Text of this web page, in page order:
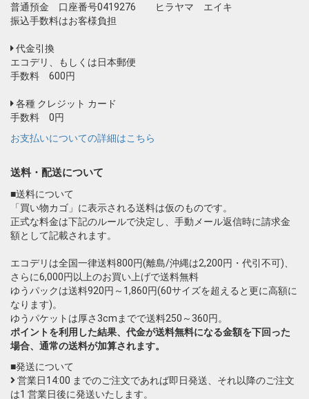
普通預金 口座番号0419276 ヒラヤマ エイキ
振込手数料はお客様負担
代金引換
エコデリ、もしくは日本郵便
手数料 600円
各種 クレジット カード
手数料 0円
お支払いについての詳細はこちら
送料・配送について
■送料について
「買い物カゴ」に表示される送料は仮のものです。
正式な料金は下記のルールで決定し、手動メール返信時に請求金
額として記載されます。
エコデリは全国一律送料800円(離島/沖縄は2,200円・代引不可)、
さらに6,000円以上のお買い上げで送料無料
ゆうパックは送料920円～1,860円(60サイズを超えると更に高額に
なります)。
ゆうパケットは厚さ3cmまでで送料250～360円。
ポイントを利用した結果、代金が送料無料になる金額を下回った
場合、通常の送料が加算されます。
■発送について
営業日14:00 までのご注文であれば即日発送、それ以降のご注文
は1 営業日後に発送いたします。